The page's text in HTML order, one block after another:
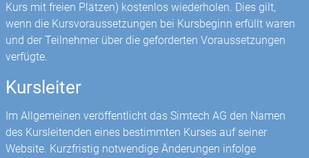
Kurs mit freien Plätzen) kostenlos wiederholen. Dies gilt,
wenn die Kursvoraussetzungen bei Kursbeginn erfüllt waren
und der Teilnehmer über die geforderten Voraussetzungen
verfügte.
Kursleiter
Im Allgemeinen veröffentlicht das Simtech AG den Namen
des Kursleitenden eines bestimmten Kurses auf seiner
Website. Kurzfristig notwendige Änderungen infolge